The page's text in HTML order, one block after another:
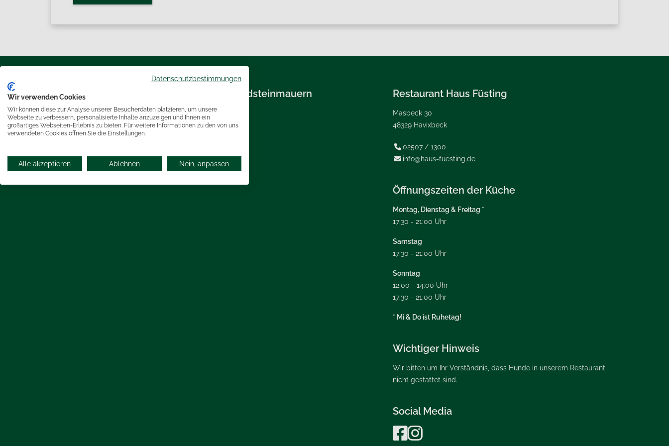
Neue Gastlichkeit in traditionsreichen Sandsteinmauern
Westfälisches Gütesiegel für "Tradition & Gastronomie"
verliehen 2011 vom Deutschen Hotel &
Restaurant Haus Füsting
Masbeck 30
48329 Havixbeck
 02507 / 1300
 info@haus-fuesting.de
Öffnungszeiten der Küche
Montag, Dienstag & Freitag *
17:30 - 21:00 Uhr
Samstag
17:30 - 21:00 Uhr
Sonntag
12:00 - 14:00 Uhr
17:30 - 21:00 Uhr
* Mi & Do ist Ruhetag!
Wichtiger Hinweis
Wir bitten um Ihr Verständnis, dass Hunde in unserem Restaurant
nicht gestattet sind.
Social Media
 
Datenschutzbestimmungen
Wir verwenden Cookies
Wir können diese zur Analyse unserer Besucherdaten platzieren, um unsere
Webseite zu verbessern, personalisierte Inhalte anzuzeigen und Ihnen ein
großartiges Webseiten-Erlebnis zu bieten. Für weitere Informationen zu den von uns
verwendeten Cookies öffnen Sie die Einstellungen.
Alle akzeptieren Ablehnen Nein, anpassen